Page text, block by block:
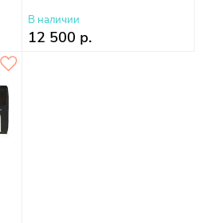
В наличии
12 500 р.